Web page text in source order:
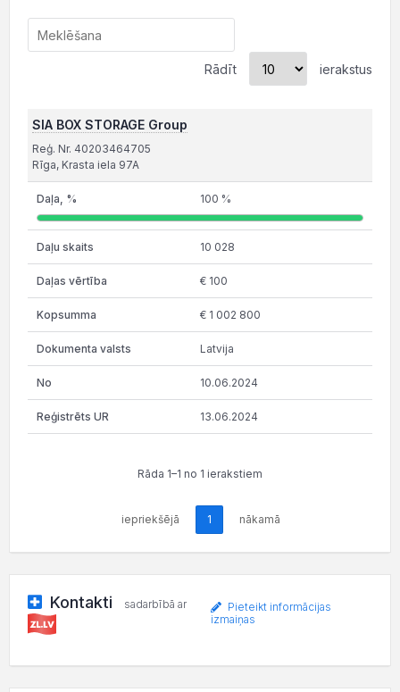
Rādīt ierakstus
SIA BOX STORAGE Group
Reģ. Nr. 40203464705
Rīga, Krasta iela 97A
100 %
10 028
€ 100
€ 1 002 800
Latvija
10.06.2024
13.06.2024
Rāda 1–1 no 1 ierakstiem
iepriekšējā 1 nākamā
Kontakti sadarbībā ar
Pieteikt informācijas
izmaiņas